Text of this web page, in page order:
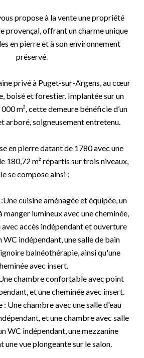
propose à la vente une propriété
provençal, offrant un charme unique
en pierre et à son environnement
préservé.
privé à Puget-sur-Argens, au cœur
boisé et forestier. Implantée sur un
m², cette demeure bénéficie d’un
arboré, soigneusement entretenu.
en pierre datant de 1780 avec une
180,72 m² répartis sur trois niveaux,
se compose ainsi :
cuisine aménagée et équipée, un
manger lumineux avec une cheminée,
accès indépendant et ouverture
WC indépendant, une salle de bain
balnéothérapie, ainsi qu'une
avec insert.
chambre confortable avec point
et une cheminée avec insert.
: Une chambre avec une salle d'eau
et une chambre avec salle
WC indépendant, une mezzanine
vue plongeante sur le salon.